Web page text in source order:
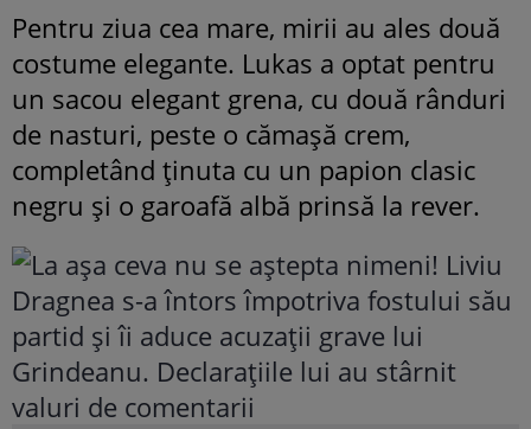
Pentru ziua cea mare, mirii au ales două
costume elegante. Lukas a optat pentru
un sacou elegant grena, cu două rânduri
de nasturi, peste o cămașă crem,
completând ținuta cu un papion clasic
negru și o garoafă albă prinsă la rever.